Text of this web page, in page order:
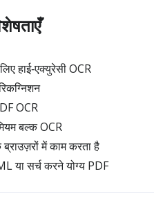
हाई‑एक्युरेसी OCR
OCR
बल्क OCR
में काम करता है
या सर्च करने योग्य PDF